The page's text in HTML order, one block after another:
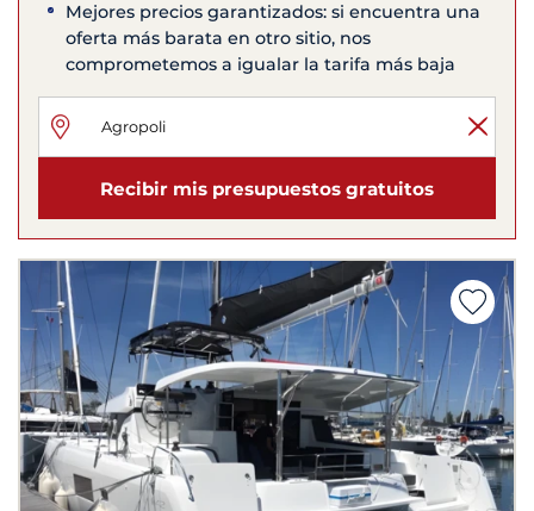
Mejores precios garantizados: si encuentra una
oferta más barata en otro sitio, nos
comprometemos a igualar la tarifa más baja
Recibir mis presupuestos gratuitos